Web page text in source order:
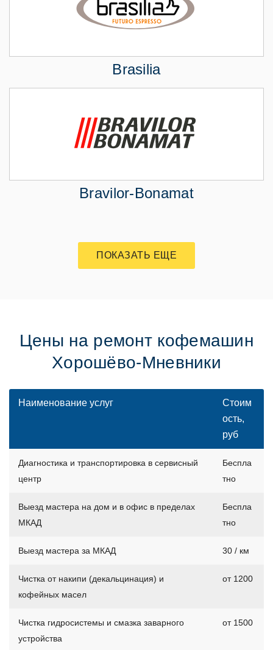
Brasilia
Bravilor-Bonamat
ПОКАЗАТЬ ЕЩЕ
Цены на ремонт кофемашин
Хорошёво-Мневники
Наименование услуг
Стоим
ость,
руб
Диагностика и транспортировка в сервисный
центр
Беспла
тно
Выезд мастера на дом и в офис в пределах
МКАД
Беспла
тно
Выезд мастера за МКАД 30 / км
Чистка от накипи (декальцинация) и
кофейных масел
от 1200
Чистка гидросистемы и смазка заварного
устройства
от 1500